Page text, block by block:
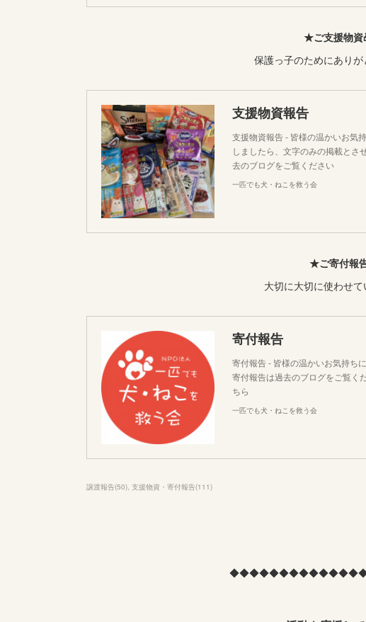
★ご支援物
保護っ子のためにありが
支援物資報告
支援物資報告 - 皆様の温かいお気
しましたら、文字のみの掲載とさ
去のブログをご覧ください
一匹でも犬・ねこを救う会
★ご寄付報
大切に大切に使わせて
寄付報告
寄付報告 - 皆様の温かいお気持ち
寄付報告は過去のブログをご覧く
ちら
一匹でも犬・ねこを救う会
譲渡報告(50) 支援物資・寄付報告(111)